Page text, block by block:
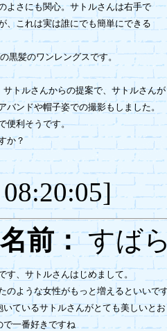
よさにも関心。サトルさんは右手で
、これは実は誰にでも簡単にできる
黒髪のワンレングスです。
トルさんからの提案で、サトルさんが
バンドや帽子姿での撮影もしました。
便利そうです。
か？
前：すば
す、サトルさんはじめまして。
のような女性がもっと増えるといいで
いているサトルさんがとても美しいと
で一番好きですね